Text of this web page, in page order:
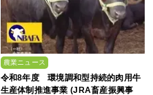
農業ニュース
令和8年度 環境調和型持続的肉用牛
生産体制推進事業 (JRA畜産振興事